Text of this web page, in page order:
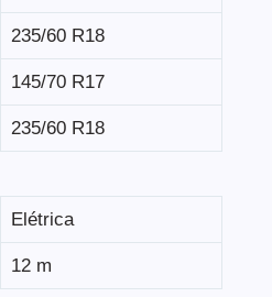
235/60 R18
145/70 R17
235/60 R18
Elétrica
12 m